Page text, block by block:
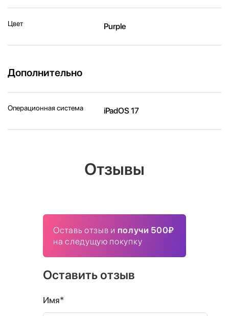
Цвет Purple
Дополнительно
Операционная система iPadOS 17
Отзывы
Оставь отзыв и получи 500₽
на следущую покупку
Оставить отзыв
Имя*